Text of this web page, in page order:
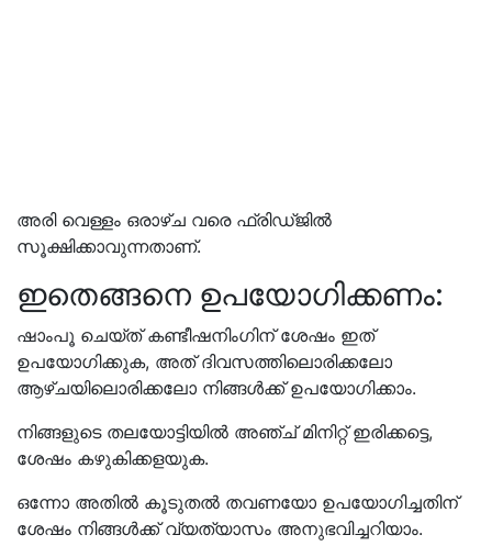
അരി വെള്ളം ഒരാഴ്ച വരെ ഫ്രിഡ്ജിൽ
സൂക്ഷിക്കാവുന്നതാണ്.
ഇതെങ്ങനെ ഉപയോഗിക്കണം:
ഷാംപൂ ചെയ്ത് കണ്ടീഷനിംഗിന് ശേഷം ഇത്
ഉപയോഗിക്കുക, അത് ദിവസത്തിലൊരിക്കലോ
ആഴ്ചയിലൊരിക്കലോ നിങ്ങൾക്ക് ഉപയോഗിക്കാം.
നിങ്ങളുടെ തലയോട്ടിയിൽ അഞ്ച് മിനിറ്റ് ഇരിക്കട്ടെ,
ശേഷം കഴുകിക്കളയുക.
ഒന്നോ അതിൽ കൂടുതൽ തവണയോ ഉപയോഗിച്ചതിന്
ശേഷം നിങ്ങൾക്ക് വ്യത്യാസം അനുഭവിച്ചറിയാം.